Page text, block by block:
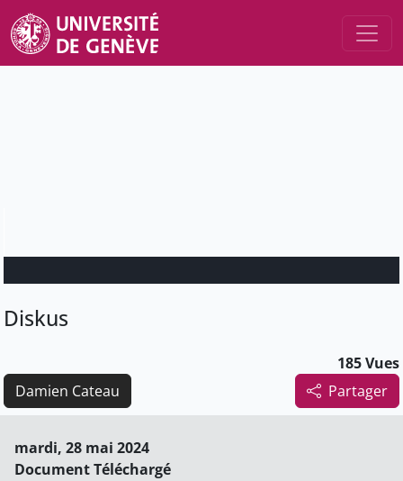
Diskus
185 Vues
Partager
Damien Cateau
mardi, 28 mai 2024
Document Téléchargé